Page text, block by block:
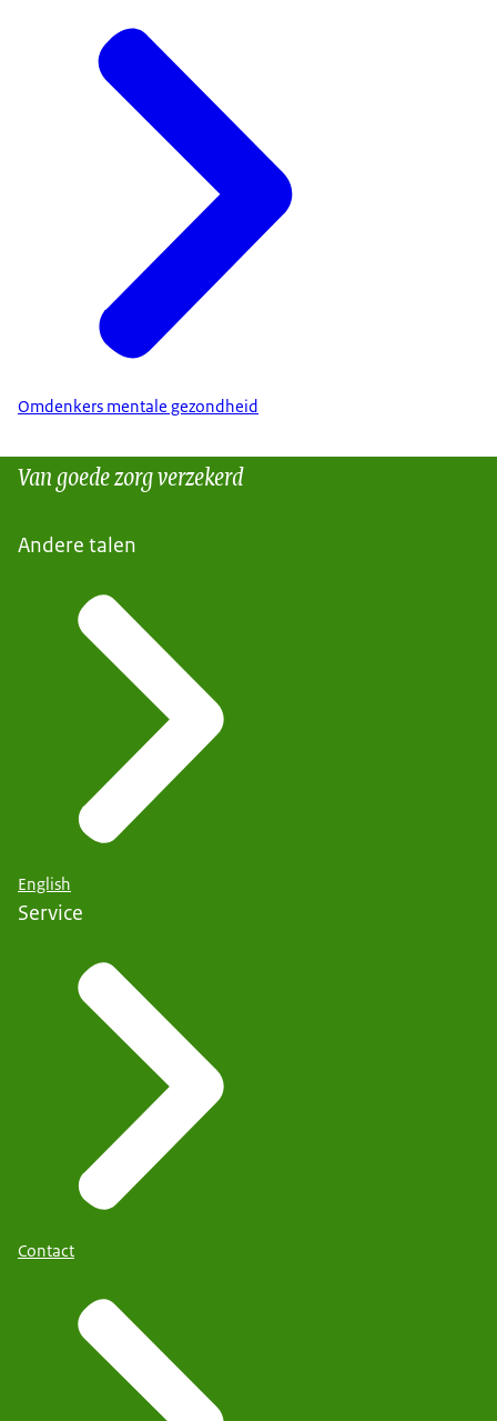
Omdenkers mentale gezondheid
Van goede zorg verzekerd
Andere talen
English
Service
Contact